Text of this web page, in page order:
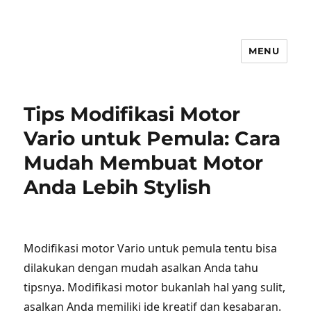
MENU
Tips Modifikasi Motor
Vario untuk Pemula: Cara
Mudah Membuat Motor
Anda Lebih Stylish
Modifikasi motor Vario untuk pemula tentu bisa
dilakukan dengan mudah asalkan Anda tahu
tipsnya. Modifikasi motor bukanlah hal yang sulit,
asalkan Anda memiliki ide kreatif dan kesabaran.